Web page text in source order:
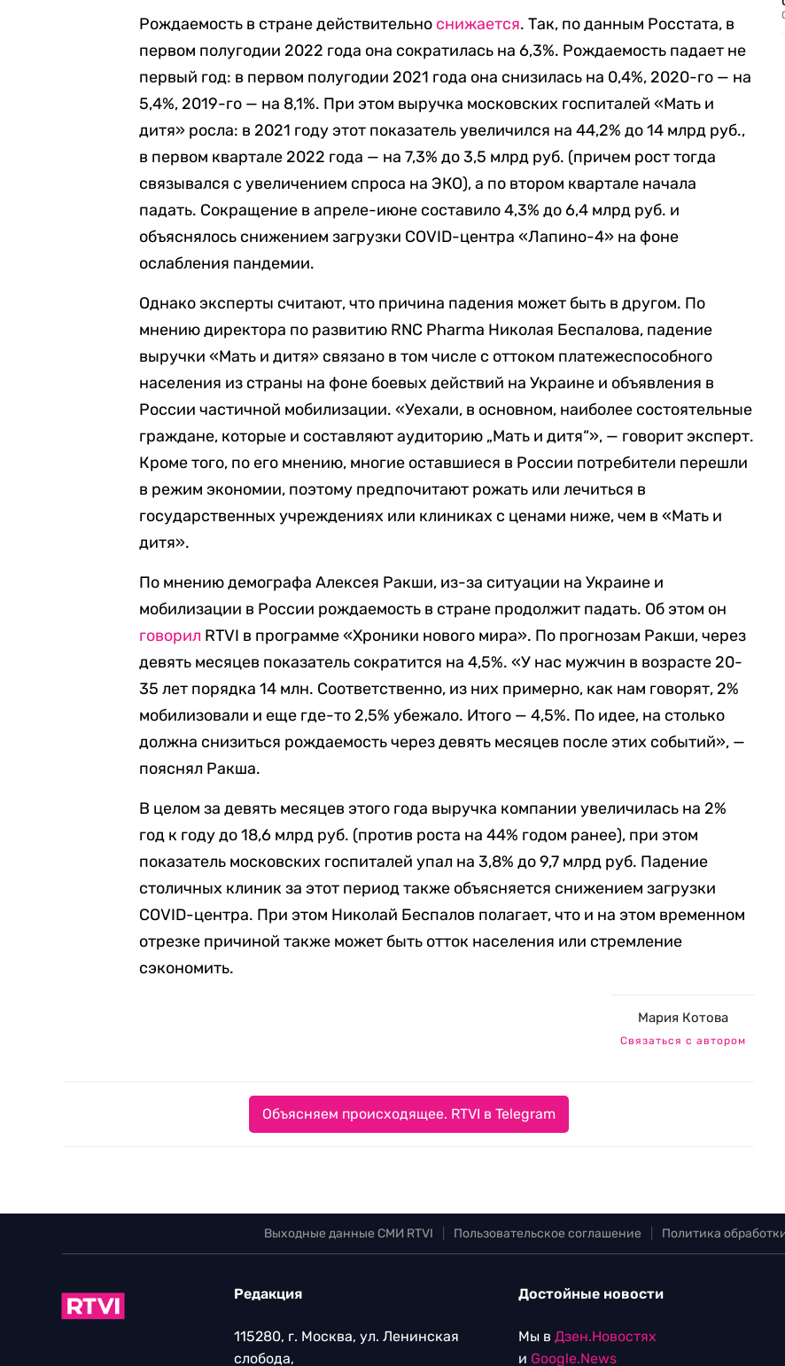
Рождаемость в стране действительно снижается. Так, по данным Росстата, в
первом полугодии 2022 года она сократилась на 6,3%. Рождаемость падает не
первый год: в первом полугодии 2021 года она снизилась на 0,4%, 2020-го — на
5,4%, 2019-го — на 8,1%. При этом выручка московских госпиталей «Мать и
дитя» росла: в 2021 году этот показатель увеличился на 44,2% до 14 млрд руб.,
в первом квартале 2022 года — на 7,3% до 3,5 млрд руб. (причем рост тогда
связывался с увеличением спроса на ЭКО), а по втором квартале начала
падать. Сокращение в апреле-июне составило 4,3% до 6,4 млрд руб. и
объяснялось снижением загрузки COVID-центра «Лапино-4» на фоне
ослабления пандемии.
Однако эксперты считают, что причина падения может быть в другом. По
мнению директора по развитию RNC Pharma Николая Беспалова, падение
выручки «Мать и дитя» связано в том числе с оттоком платежеспособного
населения из страны на фоне боевых действий на Украине и объявления в
России частичной мобилизации. «Уехали, в основном, наиболее состоятельные
граждане, которые и составляют аудиторию „Мать и дитя“», — говорит эксперт.
Кроме того, по его мнению, многие оставшиеся в России потребители перешли
в режим экономии, поэтому предпочитают рожать или лечиться в
государственных учреждениях или клиниках с ценами ниже, чем в «Мать и
дитя».
По мнению демографа Алексея Ракши, из-за ситуации на Украине и
мобилизации в России рождаемость в стране продолжит падать. Об этом он
говорил RTVI в программе «Хроники нового мира». По прогнозам Ракши, через
девять месяцев показатель сократится на 4,5%. «У нас мужчин в возрасте 20-
35 лет порядка 14 млн. Соответственно, из них примерно, как нам говорят, 2%
мобилизовали и еще где-то 2,5% убежало. Итого — 4,5%. По идее, на столько
должна снизиться рождаемость через девять месяцев после этих событий», —
пояснял Ракша.
В целом за девять месяцев этого года выручка компании увеличилась на 2%
год к году до 18,6 млрд руб. (против роста на 44% годом ранее), при этом
показатель московских госпиталей упал на 3,8% до 9,7 млрд руб. Падение
столичных клиник за этот период также объясняется снижением загрузки
COVID-центра. При этом Николай Беспалов полагает, что и на этом временном
отрезке причиной также может быть отток населения или стремление
сэкономить.
Мария Котова
Связаться с автором
Объясняем происходящее. RTVI в Telegram
Выходные данные СМИ RTVI Пользовательское соглашение Политика
Редакция
115280, г. Москва, ул. Ленинская
слобода,
Достойные новости
Мы в Дзен.Новостях
и Google.News